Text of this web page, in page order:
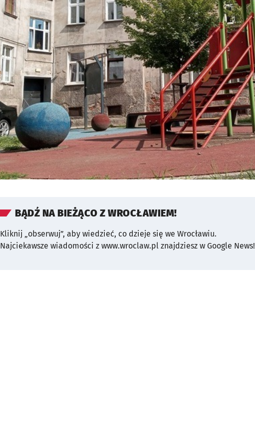
BĄDŹ NA BIEŻĄCO Z WROCŁAWIEM!
Kliknij „obserwuj”, aby wiedzieć, co dzieje się we Wrocławiu.
Najciekawsze wiadomości z www.wroclaw.pl znajdziesz w Google News!